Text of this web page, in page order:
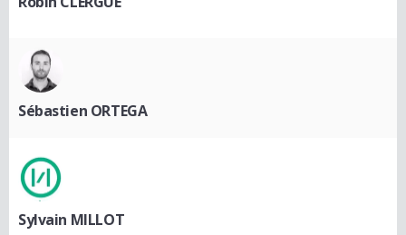
Sébastien ORTEGA
Sylvain MILLOT